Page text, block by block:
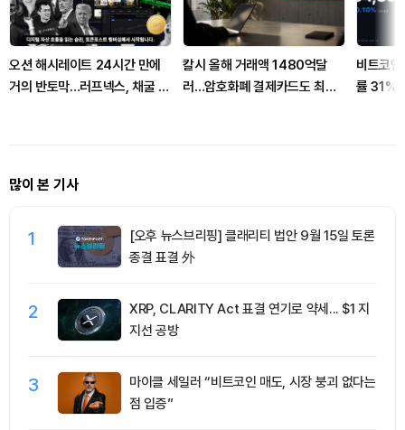
오션 해시레이트 24시간 만에
거의 반토막…러프넥스, 채굴 중
칼시 올해 거래액 1480억달
러…암호화폐 결제카드도 최고
비트코
률
많이 본 기사
1
[오후 뉴스브리핑] 클래리티 법안 9월 15일 토론
종결 표결 外
2
XRP, CLARITY Act 표결 연기로 약세... $1 지
지선 공방
3
마이클 세일러 “비트코인 매도, 시장 붕괴 없다는
점 입증”